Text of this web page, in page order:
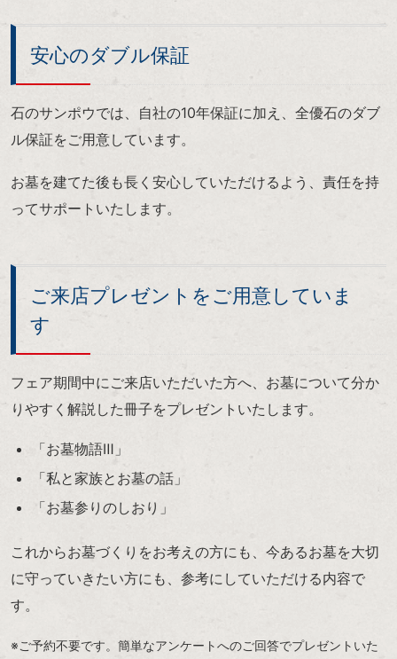
安心のダブル保証
石のサンポウでは、自社の10年保証に加え、全優石のダブ
ル保証をご用意しています。
お墓を建てた後も長く安心していただけるよう、責任を持
ってサポートいたします。
ご来店プレゼントをご用意していま
す
フェア期間中にご来店いただいた方へ、お墓について分か
りやすく解説した冊子をプレゼントいたします。
「お墓物語Ⅲ」
「私と家族とお墓の話」
「お墓参りのしおり」
これからお墓づくりをお考えの方にも、今あるお墓を大切
に守っていきたい方にも、参考にしていただける内容で
す。
※ご予約不要です。簡単なアンケートへのご回答でプレゼントいた